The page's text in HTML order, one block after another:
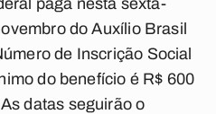
paga nesta sexta-
do Auxílio Brasil
de Inscrição Social
do benefício é R$ 600
datas seguirão o